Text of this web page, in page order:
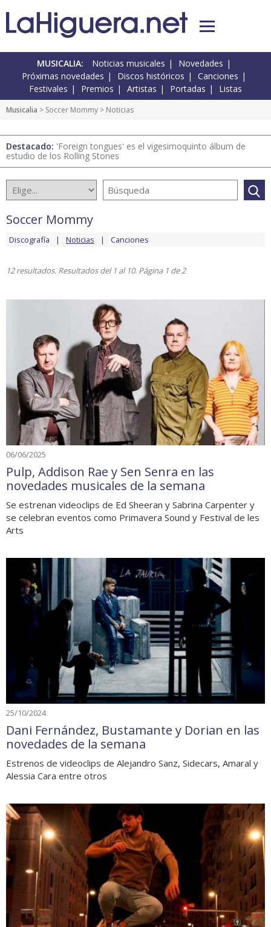
MUSICALIA: Noticias musicales
Novedades
Próximas novedades
Discos históricos
Canciones
Festivales
Premios Artistas Portadas Listas
Musicalia > Soccer Mommy > Noticias
Destacado: 'Foreign tongues' es el vigesimoquinto álbum de
estudio de los Rolling Stones
Soccer Mommy
Discografía Noticias Canciones
12 resultados. Resultados del 1 al 10. Página 1 de 2
06/06/2025
Pulp, Addison Rae y Sen Senra en las
novedades musicales de la semana
Se estrenan videoclips de Ed Sheeran y Sabrina Carpenter y
se celebran eventos como Primavera Sound y Festival de les
Arts
25/10/2024
Dani Fernández, Bustamante y Dorian en las
novedades de la semana
Estrenos de videoclips de Alejandro Sanz, Sidecars, Amaral y
Alessia Cara entre otros